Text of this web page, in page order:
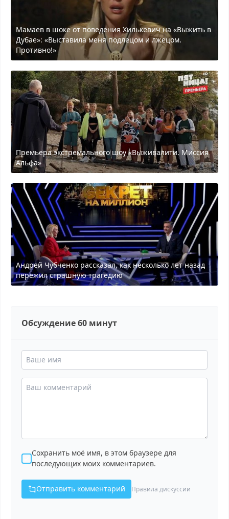
Мамаев в шоке от поведения Хилькевич на «Выжить в
Дубае»: «Выставила меня подлецом и лжецом.
Противно!»
Премьера экстремального шоу «Выживалити. Миссия
Альфа»
Андрей Чубченко рассказал, как несколько лет назад
пережил страшную трагедию
Обсуждение 60 минут
Сохранить моё имя, в этом браузере для
последующих моих комментариев.
Отправить комментарий Правила дискуссии